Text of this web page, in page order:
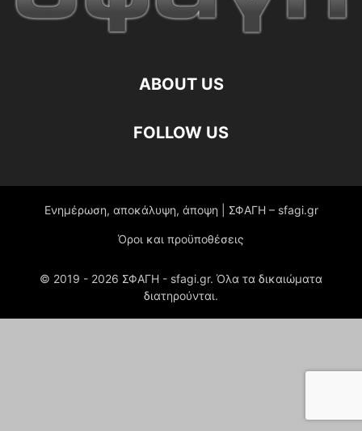
ABOUT US
FOLLOW US
Ενημέρωση, αποκάλυψη, άποψη | ΣΦΑΓΗ – sfagi.gr
Όροι και προϋποθέσεις
© 2019 - 2026 ΣΦΑΓΗ - sfagi.gr. Όλα τα δικαιώματα
διατηρούνται.